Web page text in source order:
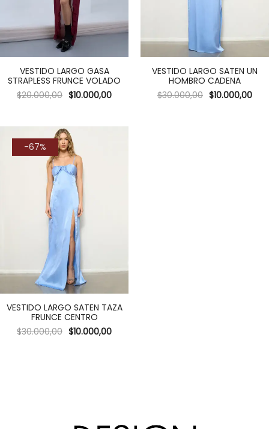
VESTIDO LARGO GASA
STRAPLESS FRUNCE VOLADO
$20.000,00 $10.000,00
VESTIDO LARGO SATEN UN
HOMBRO CADENA
$30.000,00 $10.000,00
-67%
VESTIDO LARGO SATEN TAZA
FRUNCE CENTRO
$30.000,00 $10.000,00